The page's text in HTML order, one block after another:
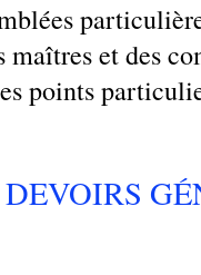
maîtres et des
points